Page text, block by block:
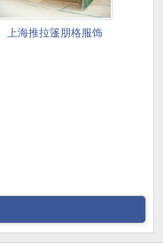
上海推拉篷朋格服饰